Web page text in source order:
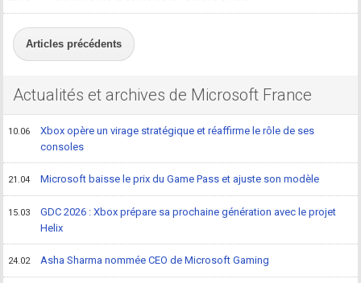
Articles précédents
Actualités et archives de Microsoft France
10.06
Xbox opère un virage stratégique et réaffirme le rôle de ses
consoles
21.04 Microsoft baisse le prix du Game Pass et ajuste son modèle
15.03
GDC 2026 : Xbox prépare sa prochaine génération avec le projet
Helix
24.02 Asha Sharma nommée CEO de Microsoft Gaming